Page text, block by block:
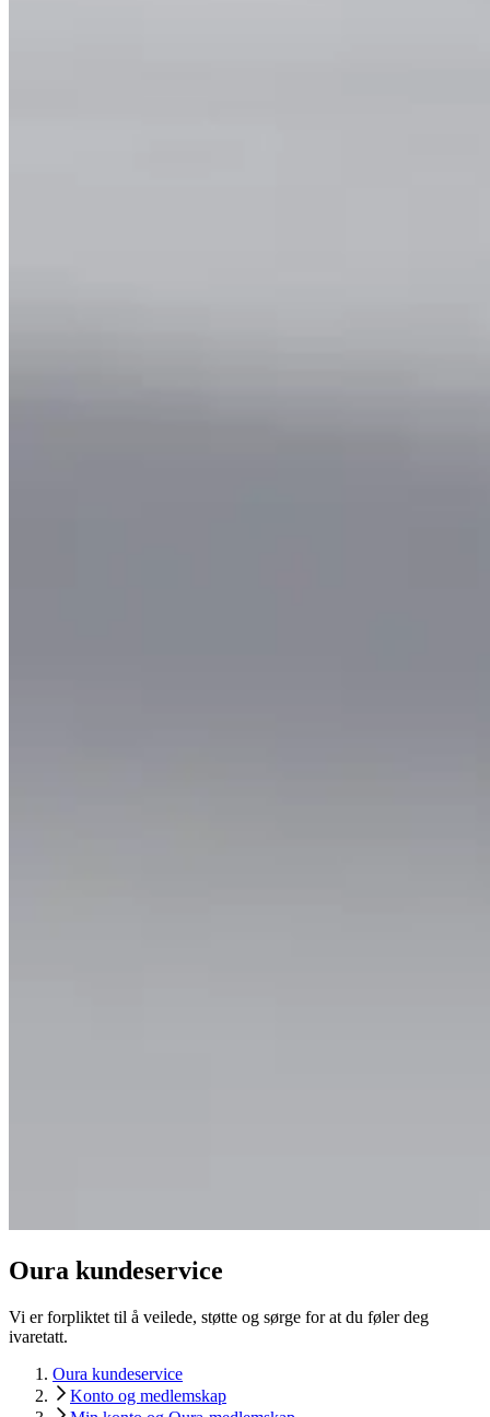
Oura kundeservice
Vi er forpliktet til å veilede, støtte og sørge for at du føler deg
ivaretatt.
Oura kundeservice
Konto og medlemskap